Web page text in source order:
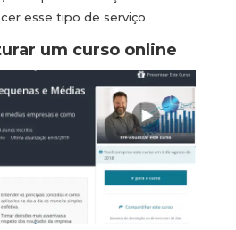
esse tipo de serviço.
um curso online